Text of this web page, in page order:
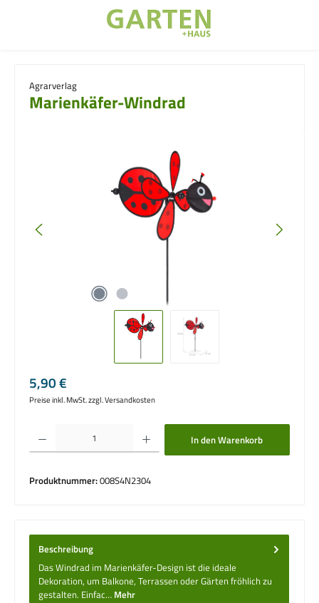
Agrarverlag
Marienkäfer-Windrad
Regulärer Preis:
5,90 €
Preise inkl. MwSt. zzgl. Versandkosten
Produkt Anzahl: Gib den gewünschten Wert ein oder benutze die Schaltflächen um
In den Warenkorb
Produktnummer:008S4N2304
Beschreibung
Das Windrad im Marienkäfer-Design ist die ideale
Dekoration, um Balkone, Terrassen oder Gärten fröhlich zu
gestalten. Einfac… Mehr